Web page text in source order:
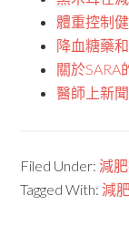
體重控制
降血糖藥
關於
醫師上新
Filed Under:減
Tagged With:減